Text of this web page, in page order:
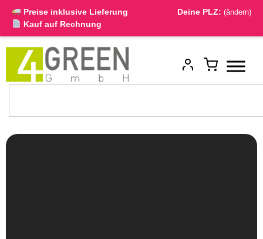
Preise inklusive Lieferung Deine PLZ: (ändern)
Kauf auf Rechnung